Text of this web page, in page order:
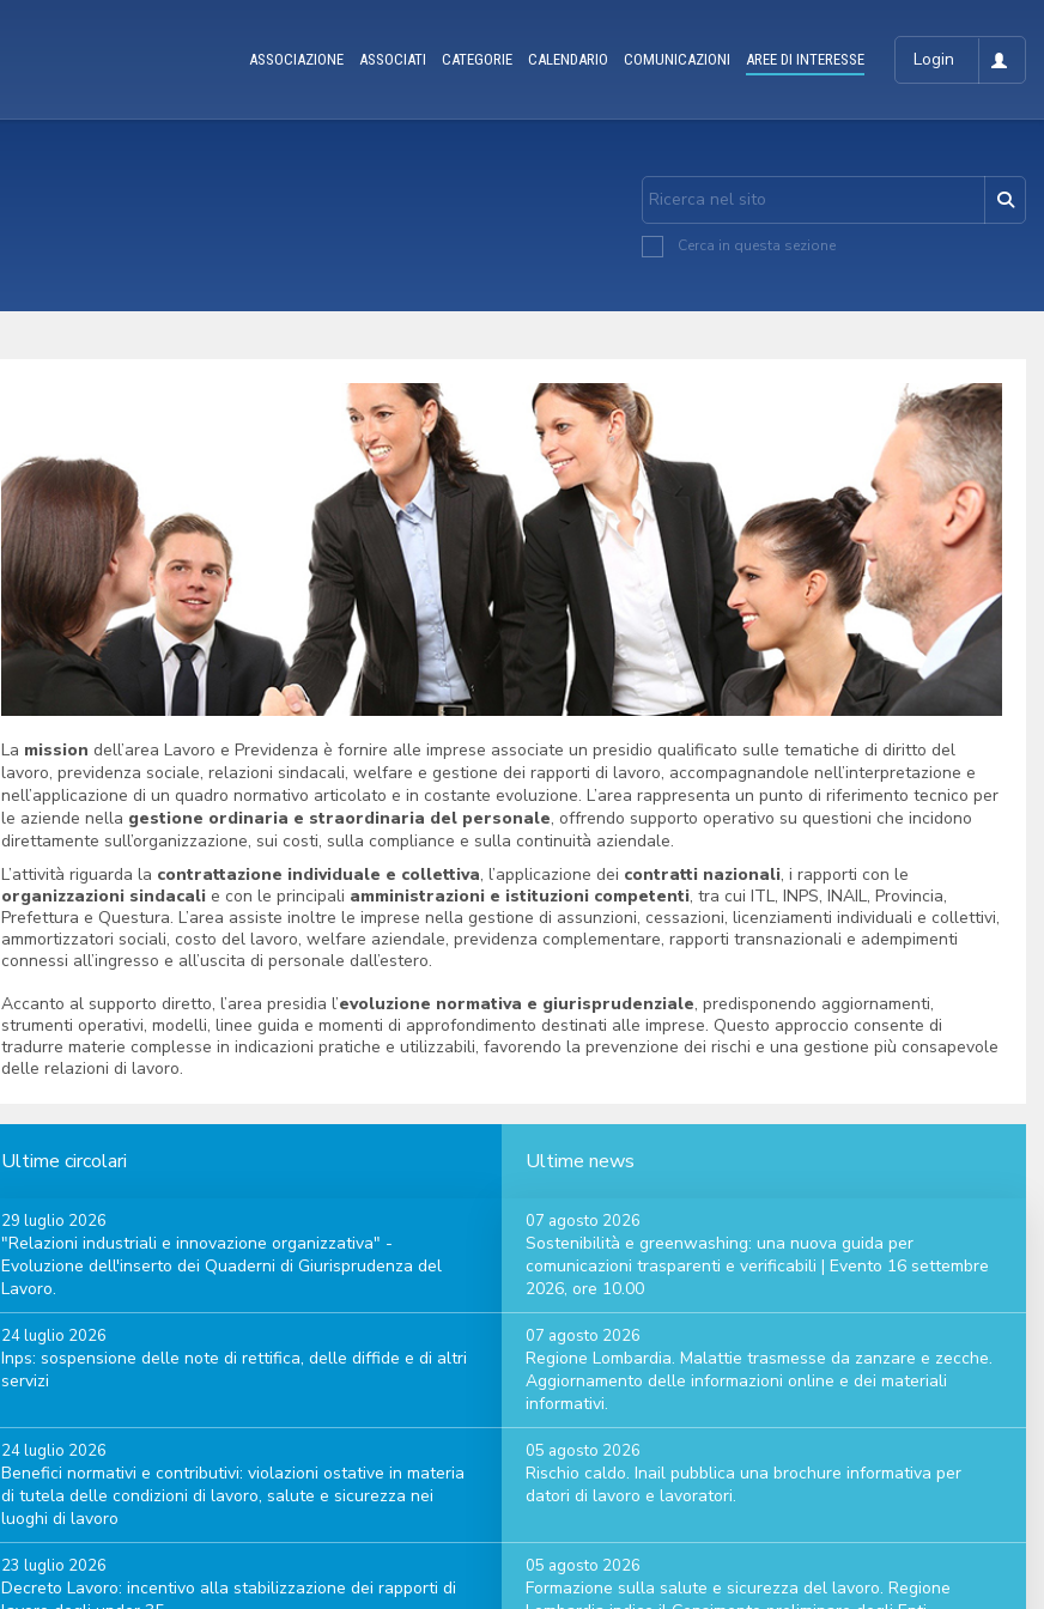
Login
ASSOCIAZIONE ASSOCIATI CATEGORIE CALENDARIO COMUNICAZIONI AREE DI INTERESSE
Cerca in questa sezione
La mission dell’area Lavoro e Previdenza è fornire alle imprese associate un presidio qualificato sulle tematiche di diritto del
lavoro, previdenza sociale, relazioni sindacali, welfare e gestione dei rapporti di lavoro, accompagnandole nell’interpretazione e
nell’applicazione di un quadro normativo articolato e in costante evoluzione. L’area rappresenta un punto di riferimento tecnico per
le aziende nella gestione ordinaria e straordinaria del personale, offrendo supporto operativo su questioni che incidono
direttamente sull’organizzazione, sui costi, sulla compliance e sulla continuità aziendale.
L’attività riguarda la contrattazione individuale e collettiva, l’applicazione dei contratti nazionali, i rapporti con le
organizzazioni sindacali e con le principali amministrazioni e istituzioni competenti, tra cui ITL, INPS, INAIL, Provincia,
Prefettura e Questura. L’area assiste inoltre le imprese nella gestione di assunzioni, cessazioni, licenziamenti individuali e collettivi,
ammortizzatori sociali, costo del lavoro, welfare aziendale, previdenza complementare, rapporti transnazionali e adempimenti
connessi all’ingresso e all’uscita di personale dall’estero.
Accanto al supporto diretto, l’area presidia l’evoluzione normativa e giurisprudenziale, predisponendo aggiornamenti,
strumenti operativi, modelli, linee guida e momenti di approfondimento destinati alle imprese. Questo approccio consente di
tradurre materie complesse in indicazioni pratiche e utilizzabili, favorendo la prevenzione dei rischi e una gestione più consapevole
delle relazioni di lavoro.
Ultime circolari
29 luglio 2026
"Relazioni industriali e innovazione organizzativa" -
Evoluzione dell'inserto dei Quaderni di Giurisprudenza del
Lavoro.
24 luglio 2026
Inps: sospensione delle note di rettifica, delle diffide e di altri
servizi
24 luglio 2026
Benefici normativi e contributivi: violazioni ostative in materia
di tutela delle condizioni di lavoro, salute e sicurezza nei
luoghi di lavoro
23 luglio 2026
Decreto Lavoro: incentivo alla stabilizzazione dei rapporti di
Ultime news
07 agosto 2026
Sostenibilità e greenwashing: una nuova guida per
comunicazioni trasparenti e verificabili | Evento 16 settembre
2026, ore 10.00
07 agosto 2026
Regione Lombardia. Malattie trasmesse da zanzare e zecche.
Aggiornamento delle informazioni online e dei materiali
informativi.
05 agosto 2026
Rischio caldo. Inail pubblica una brochure informativa per
datori di lavoro e lavoratori.
05 agosto 2026
Formazione sulla salute e sicurezza del lavoro. Regione